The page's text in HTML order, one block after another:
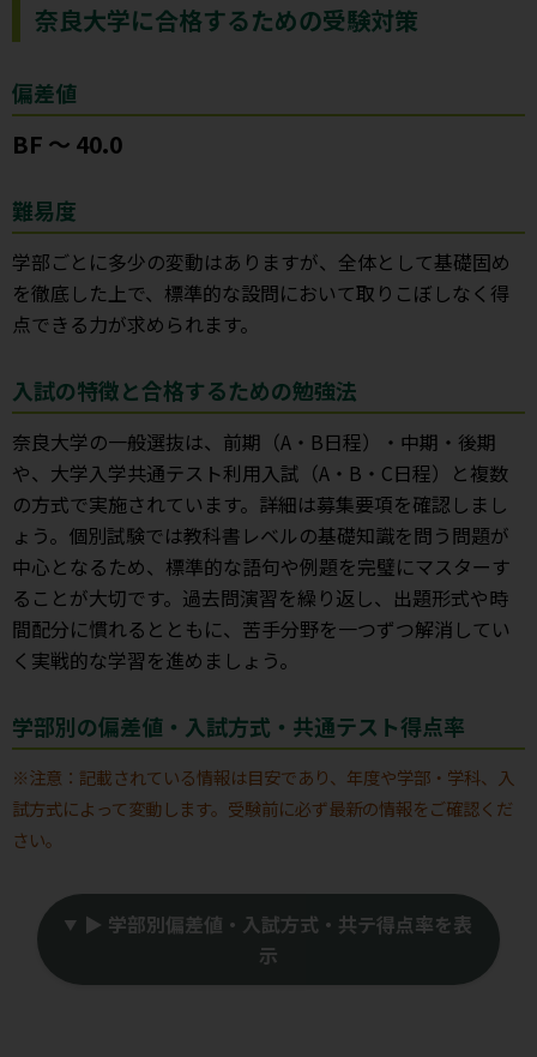
奈良大学に合格するための受験対策
偏差値
BF ～ 40.0
難易度
学部ごとに多少の変動はありますが、全体として基礎固め
を徹底した上で、標準的な設問において取りこぼしなく得
点できる力が求められます。
入試の特徴と合格するための勉強法
奈良大学の一般選抜は、前期（A・B日程）・中期・後期
や、大学入学共通テスト利用入試（A・B・C日程）と複数
の方式で実施されています。詳細は募集要項を確認しまし
ょう。個別試験では教科書レベルの基礎知識を問う問題が
中心となるため、標準的な語句や例題を完璧にマスターす
ることが大切です。過去問演習を繰り返し、出題形式や時
間配分に慣れるとともに、苦手分野を一つずつ解消してい
く実戦的な学習を進めましょう。
学部別の偏差値・入試方式・共通テスト得点率
※注意：記載されている情報は目安であり、年度や学部・学科、入
試方式によって変動します。受験前に必ず最新の情報をご確認くだ
さい。
▶ 学部別偏差値・入試方式・共テ得点率を表
示